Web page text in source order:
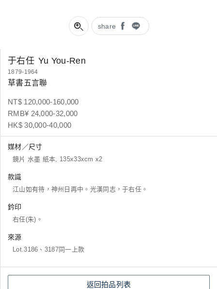
share
于右任 Yu You-Ren
1879-1964
草書五言聯
NT$ 120,000-160,000
RMB¥ 24,000-32,000
HK$ 30,000-40,000
媒材／尺寸
鏡片 水墨 紙本, 135x33xcm x2
款識
江山如有待，神州日再中。光漢同志，于右任。
鈐印
右任(朱)。
來源
Lot.3186、3187同一上款
返回拍品列表